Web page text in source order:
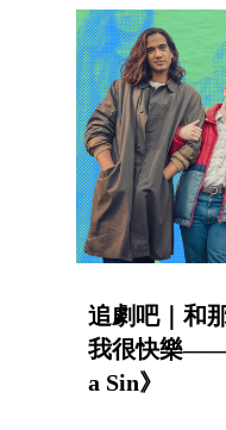
追劇吧｜和
我很快樂——
a Sin》